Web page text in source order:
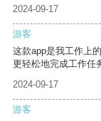
2024-09-17
游客
这款app是我工作上
更轻松地完成工作任
2024-09-17
游客